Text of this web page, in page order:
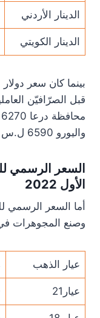
الدينار الأردني
الدينار الكويتي
بينما كان سعر
قبل الصرّافيّن
واليورو 6590 ل.س مع إضافة يورو واحد لكل حوالة.
الأول 2022
أما السعر الرسمي
وصنع المجوهرات
عيار الذهب
عيار21